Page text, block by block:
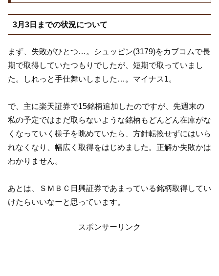
3月3日までの状況について
まず、失敗がひとつ…。シュッピン(3179)をカブコムで長
期で取得していたつもりでしたが、短期で取っていまし
た。しれっと手仕舞いしました…。マイナス1。
で、主に楽天証券で15銘柄追加したのですが、先週末の
私の予定ではまだ取らないような銘柄もどんどん在庫がな
くなっていく様子を眺めていたら、方針転換せずにはいら
れなくなり、幅広く取得をはじめました。正解か失敗かは
わかりません。
あとは、ＳＭＢＣ日興証券であまっている銘柄取得してい
けたらいいなーと思っています。
スポンサーリンク